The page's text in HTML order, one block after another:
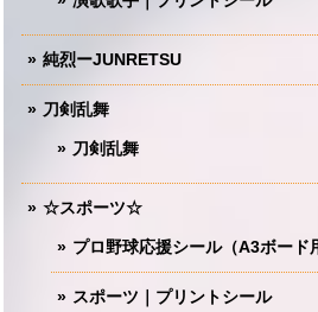
純烈ーJUNRETSU
刀剣乱舞
刀剣乱舞
☆スポーツ☆
プロ野球応援シール（A3ボード
スポーツ｜プリントシール